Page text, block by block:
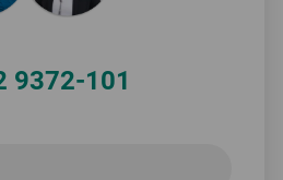
9372-101